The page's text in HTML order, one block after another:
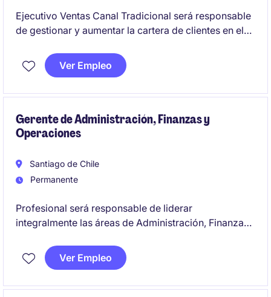
Ejecutivo Ventas Canal Tradicional será responsable
de gestionar y aumentar la cartera de clientes en el
objetivos comerciales. Se busca un perfil orientado a
resultados, con experiencia en ventas y
Ver Empleo
Gerente de Administración, Finanzas y
Operaciones
Santiago de Chile
Permanente
Profesional será responsable de liderar
integralmente las áreas de Administración, Finanzas,
Cobranza, Gestión de Inventarios, Operaciones,
Logística y procesos administrativos de las distintas
Ver Empleo